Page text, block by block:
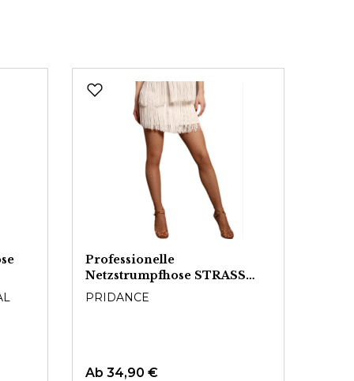
Professionelle
Netzstrumpfhose STRASS
ALL OVER
PRIDANCE
Ab 34,90 €